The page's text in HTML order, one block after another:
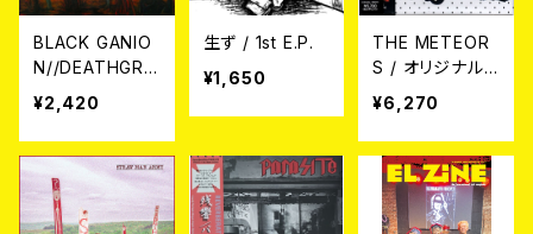
BLACK GANIO
N//DEATHGRA
¥2,420
生ず / 1st E.P.
¥1,650
THE METEOR
S / オリジナル・
アルバム・コレク
ション -5CD Cl
amshell Box‐
5CD
¥6,270